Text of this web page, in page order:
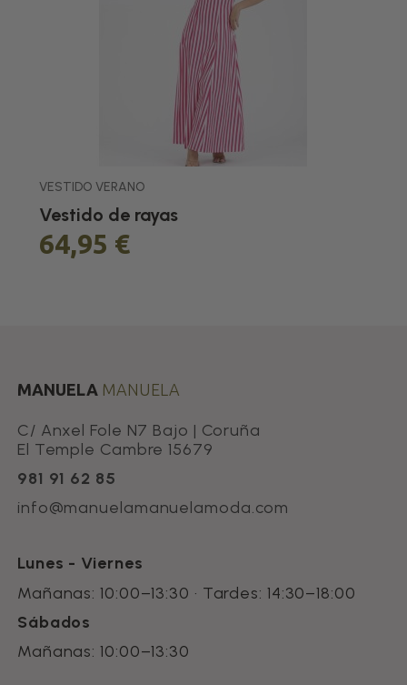
VESTIDO VERANO
Vestido de rayas
64,95 €
MANUELA MANUELA
C/ Anxel Fole N7 Bajo | Coruña
El Temple Cambre 15679
981 91 62 85
info@manuelamanuelamoda.com
Lunes - Viernes
Mañanas: 10:00–13:30 · Tardes: 14:30–18:00
Sábados
Mañanas: 10:00–13:30